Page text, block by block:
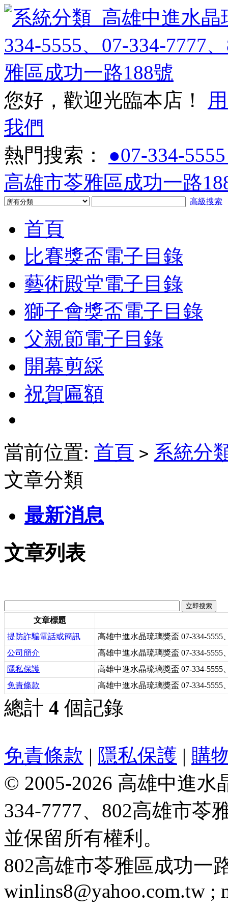
您好，歡迎光臨本店！
我們
熱門搜索： ●07-334-
高雄市苓雅區成功一路
高級搜索
首頁
比賽獎盃電子目錄
藝術殿堂電子目錄
獅子會獎盃電子目錄
父親節電子目錄
開幕剪綵
祝賀匾額
當前位置: 首頁 > 系統分
文章分類
最新消息
文章列表
文章標題
提防詐騙電話或簡訊
高雄中進水晶琉璃獎盃 07-334-5555
公司簡介
高雄中進水晶琉璃獎盃 07-334-5555
隱私保護
高雄中進水晶琉璃獎盃 07-334-5555
免責條款
高雄中進水晶琉璃獎盃 07-334-5555
總計 4 個記錄
免責條款 | 隱私保護 | 購
© 2005-2026 高雄中進水
334-7777、802高雄市苓
並保留所有權利。
802高雄市苓雅區成功一
winlins8@yahoo.com.tw ;